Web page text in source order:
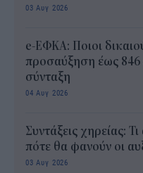
03 Αυγ 2026
e-ΕΦΚΑ: Ποιοι
προσαύξηση έως
σύνταξη
04 Αυγ 2026
Συντάξεις χηρείας: Τι
πότε θα φανούν οι
03 Αυγ 2026